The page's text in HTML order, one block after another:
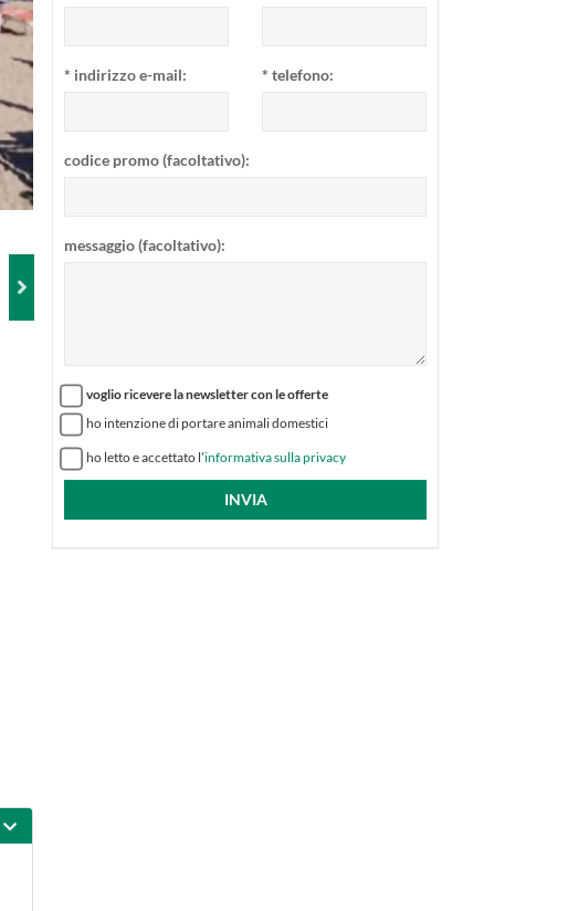
* indirizzo e-mail: * telefono:
codice promo (facoltativo):
messaggio (facoltativo):
voglio ricevere la newsletter con le offerte
ho intenzione di portare animali domestici
ho letto e accettato l’informativa sulla privacy